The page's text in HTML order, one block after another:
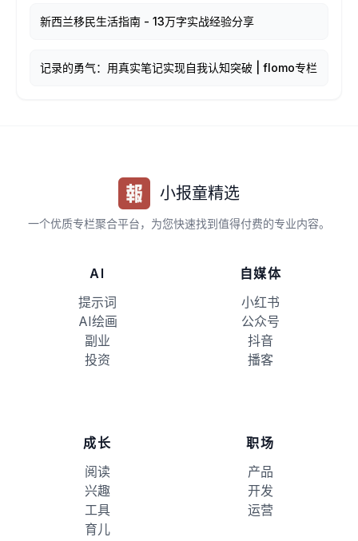
新西兰移民生活指南 - 13万字实战经验分享
记录的勇气：用真实笔记实现自我认知突破 | flomo专栏
小报童精选
一个优质专栏聚合平台，为您快速找到值得付费的专业内容。
AI
提示词
AI绘画
副业
投资
自媒体
小红书
公众号
抖音
播客
成长
阅读
兴趣
工具
育儿
职场
产品
开发
运营